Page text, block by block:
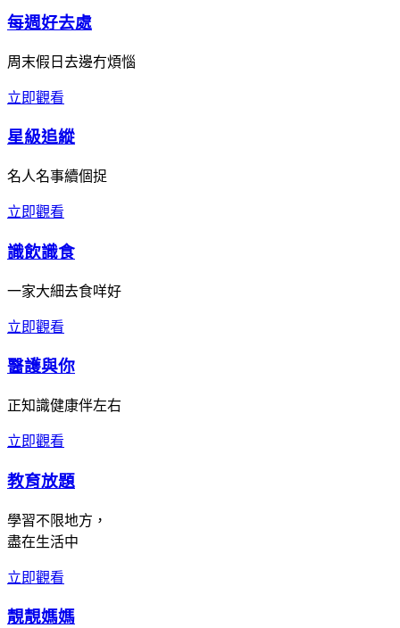
每週好去處
周末假日去邊冇煩惱
立即觀看
星級追縱
名人名事續個捉
立即觀看
識飲識食
一家大細去食咩好
立即觀看
醫護與你
正知識健康伴左右
立即觀看
教育放題
學習不限地方，
盡在生活中
立即觀看
靚靚媽媽